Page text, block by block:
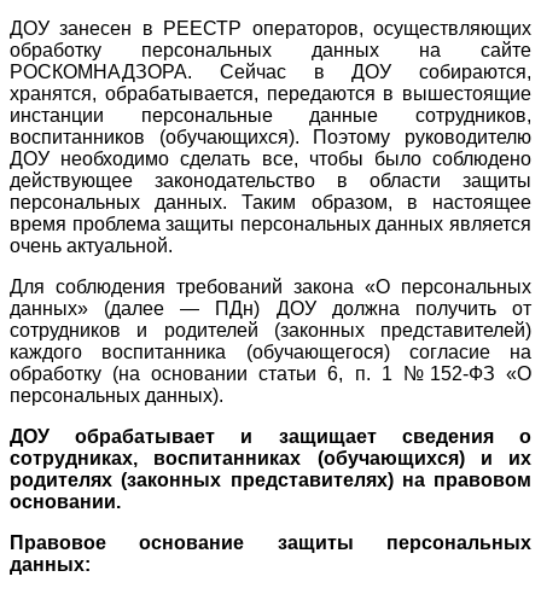
ДОУ занесен в РЕЕСТР операторов, осуществляющих
обработку персональных данных на сайте
РОСКОМНАДЗОРА. Сейчас в ДОУ собираются,
хранятся, обрабатывается, передаются в вышестоящие
инстанции персональные данные сотрудников,
воспитанников (обучающихся). Поэтому руководителю
ДОУ необходимо сделать все, чтобы было соблюдено
действующее законодательство в области защиты
персональных данных. Таким образом, в настоящее
время проблема защиты персональных данных является
очень актуальной.
Для соблюдения требований закона «О персональных
данных» (далее — ПДн) ДОУ должна получить от
сотрудников и родителей (законных представителей)
каждого воспитанника (обучающегося) согласие на
обработку (на основании статьи 6, п. 1 №152-ФЗ «О
персональных данных).
ДОУ обрабатывает и защищает сведения о
сотрудниках, воспитанниках (обучающихся) и их
родителях (законных представителях) на правовом
основании.
Правовое основание защиты персональных
данных: